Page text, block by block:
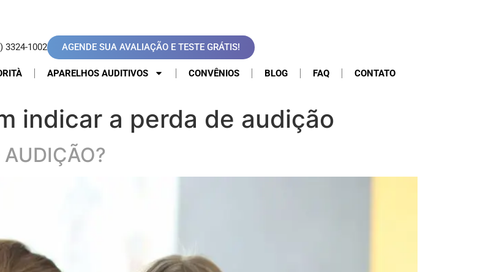
3324-1002 AGENDE SUA AVALIAÇÃO E TESTE GRÁTIS!
APARELHOS AUDITIVOS CONVÊNIOS BLOG FAQ CONTATO
indicar a perda de audição
AUDIÇÃO?